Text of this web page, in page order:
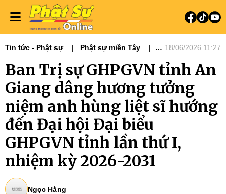
Tin tức - Phật sự
Phật sự miền Tây
Đại hội Phật giáo tỉnh thành - NK 2026-
2031
18/06/2026 11:27
Ban Trị sự GHPGVN tỉnh An
Giang dâng hương tưởng
niệm anh hùng liệt sĩ hướng
đến Đại hội Đại biểu
GHPGVN tỉnh lần thứ I,
nhiệm kỳ 2026-2031
Ngọc Hằng